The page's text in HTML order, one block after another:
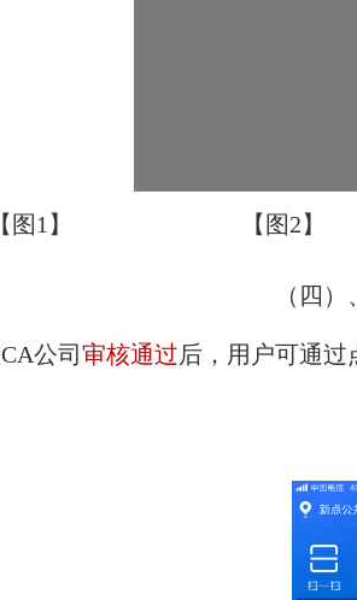
1 】 【图2】
（四
公司 审核通过后，用户可通过